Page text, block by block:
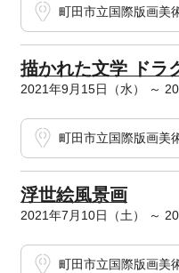
町田市立国際版画美
描かれた文学 ドラ
2021年9月15日（水） ～
町田市立国際版画美
浮世絵風景画
2021年7月10日（土） ～
町田市立国際版画美